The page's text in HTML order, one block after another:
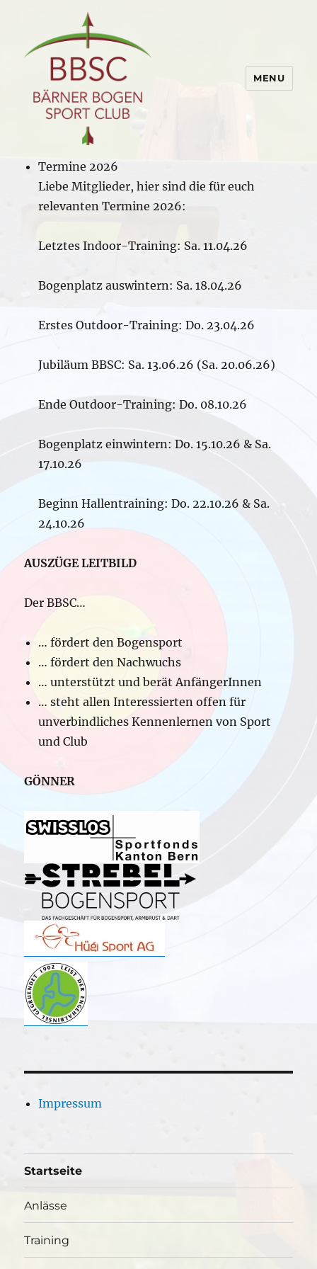
BBSC.ch
MENU
Termine 2026
Liebe Mitglieder, hier sind die für euch
relevanten Termine 2026:
Letztes Indoor-Training: Sa. 11.04.26
Bogenplatz auswintern: Sa. 18.04.26
Erstes Outdoor-Training: Do. 23.04.26
Jubiläum BBSC: Sa. 13.06.26 (Sa. 20.06.26)
Ende Outdoor-Training: Do. 08.10.26
Bogenplatz einwintern: Do. 15.10.26 & Sa.
17.10.26
Beginn Hallentraining: Do. 22.10.26 & Sa.
24.10.26
AUSZÜGE LEITBILD
Der BBSC…
… fördert den Bogensport
… fördert den Nachwuchs
… unterstützt und berät AnfängerInnen
… steht allen Interessierten offen für
unverbindliches Kennenlernen von Sport
und Club
GÖNNER
Impressum
Startseite
Anlässe
Training